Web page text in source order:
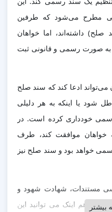
مطرح می‌شود که طرفین
داشته‌اند، اما خواهان
به صورت رسمی و قانونی ثبت
می‌تواند ادعا کند که سند صلح
شود یا اینکه به هر دلیلی
خودداری کرده است. در
خواهان موافقت کند، طرف
خواهد بود و سند صلح نیز
مستندات، شهادت شهود و
است.هم اینک می توانید این
بیشتر